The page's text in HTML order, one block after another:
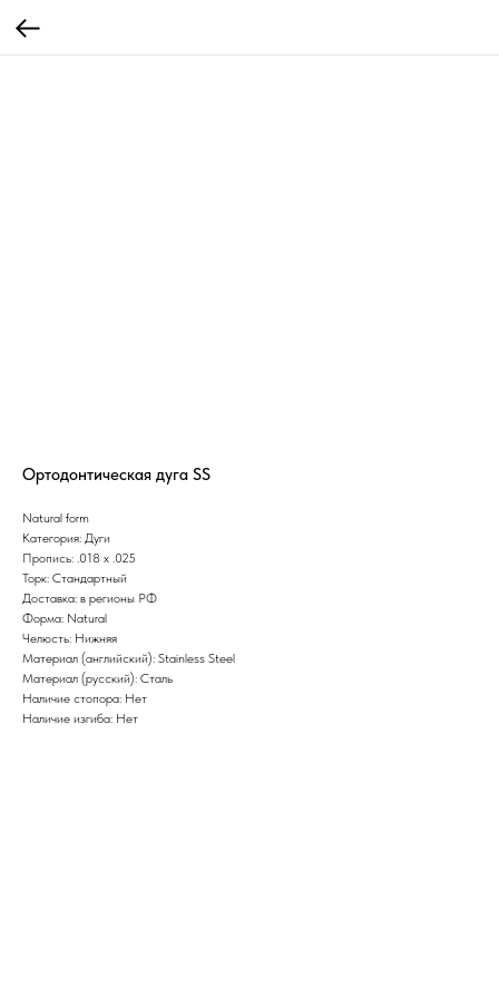
Ортодонтическая дуга SS
Natural form
Категория: Дуги
Пропись: .018 х .025
Торк: Стандартный
Доставка: в регионы РФ
Форма: Natural
Челюсть: Нижняя
Материал (английский): Stainless Steel
Материал (русский): Сталь
Наличие стопора: Нет
Наличие изгиба: Нет